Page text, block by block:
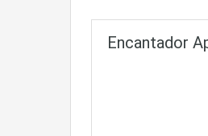
Encantador